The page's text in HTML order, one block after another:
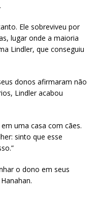
Ele sobreviveu por
lugar onde a maioria
Lindler, que conseguiu
donos afirmaram não
Lindler acabou
uma casa com cães.
sinto que esse
o dono em seus